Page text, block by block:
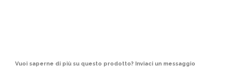
Vuoi saperne di più su questo prodotto? Inviaci un messaggio